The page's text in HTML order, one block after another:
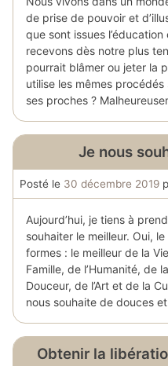
de prise de pouvoir et
que sont issues
recevons dès notre plus
pourrait blâmer ou jeter la
utilise les mêmes
ses proches ?
Je nous
Posté le 30 décembre 2019
Aujourd’hui, je tiens à
souhaiter le meilleur. Oui,
formes : le meilleur de la
Famille, de l’Humanité, de
Douceur, de l’Art et de la
nous souhaite de douces
Obtenir la